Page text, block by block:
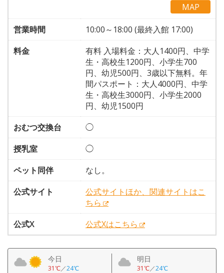
MAP
営業時間
10:00～18:00 (最終入館 17:00)
料金
有料 入場料金：大人1400円、中学
生・高校生1200円、小学生700
円、幼児500円、3歳以下無料。年
間パスポート：大人4000円、中学
生・高校生3000円、小学生2000
円、幼児1500円
おむつ交換台
◯
授乳室
◯
ペット同伴
なし。
公式サイト
公式サイトほか、関連サイトはこ
ちら
公式X
公式Xはこちら
今日
31℃／24℃
明日
31℃／24℃